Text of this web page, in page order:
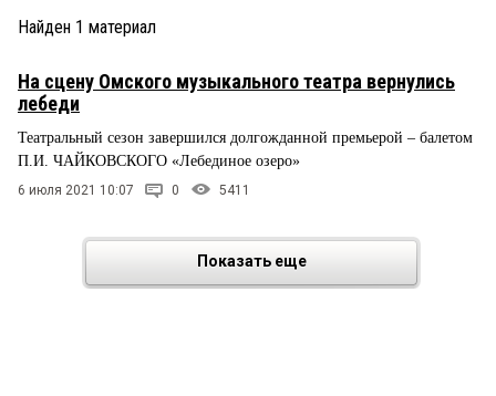
ПРОИСШЕСТВИЯ
СТИЛЬ ЖИЗНИ
Найден 1 материал
На сцену Омского музыкального театра вернулись
лебеди
Театральный сезон завершился долгожданной премьерой – балетом
П.И. ЧАЙКОВСКОГО «Лебединое озеро»
6 июля 2021 10:07 0 5411
Показать еще